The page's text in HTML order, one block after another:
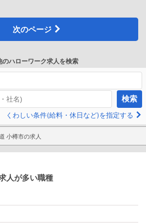
次のページ
のハローワーク求人を検索
検索
くわしい条件(給料・休日など)を指定する
小樽市の求人
人が多い職種